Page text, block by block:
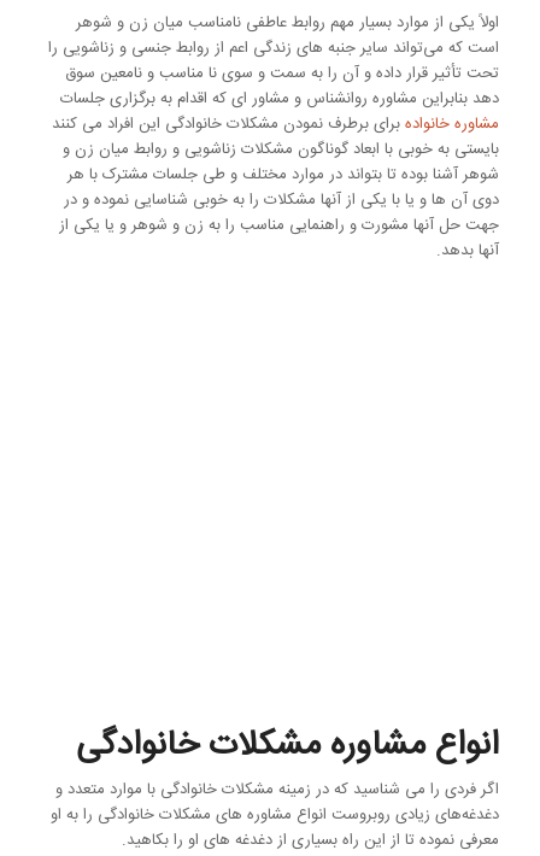
اولاً یکی از موارد بسیار مهم روابط عاطفی نامناسب میان زن و شوهر
است که می‌تواند سایر جنبه های زندگی اعم از روابط جنسی و زناشویی را
تحت تأثیر قرار داده و آن را به سمت و سوی نا مناسب و نامعین سوق
دهد بنابراین مشاوره روانشناس و مشاور ای که اقدام به برگزاری جلسات
مشاوره خانوادهبرای برطرف نمودن مشکلات خانوادگی این افراد می کنند
بایستی به خوبی با ابعاد گوناگون مشکلات زناشویی و روابط میان زن و
شوهر آشنا بوده تا بتواند در موارد مختلف و طی جلسات مشترک با هر
دوی آن ها و یا با یکی از آنها مشکلات را به خوبی شناسایی نموده و در
جهت حل آنها مشورت و راهنمایی مناسب را به زن و شوهر و یا یکی از
آنها بدهد.
انواع مشاوره مشکلات خانوادگی
اگر فردی را می شناسید که در زمینه مشکلات خانوادگی با موارد متعدد و
دغدغه‌های زیادی روبروست انواع مشاوره ‌های مشکلات خانوادگی را به او
معرفی نموده تا از این راه بسیاری از دغدغه ‌های او را بکاهید.